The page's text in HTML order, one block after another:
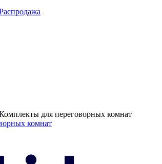
для переговорных комнат
комнат